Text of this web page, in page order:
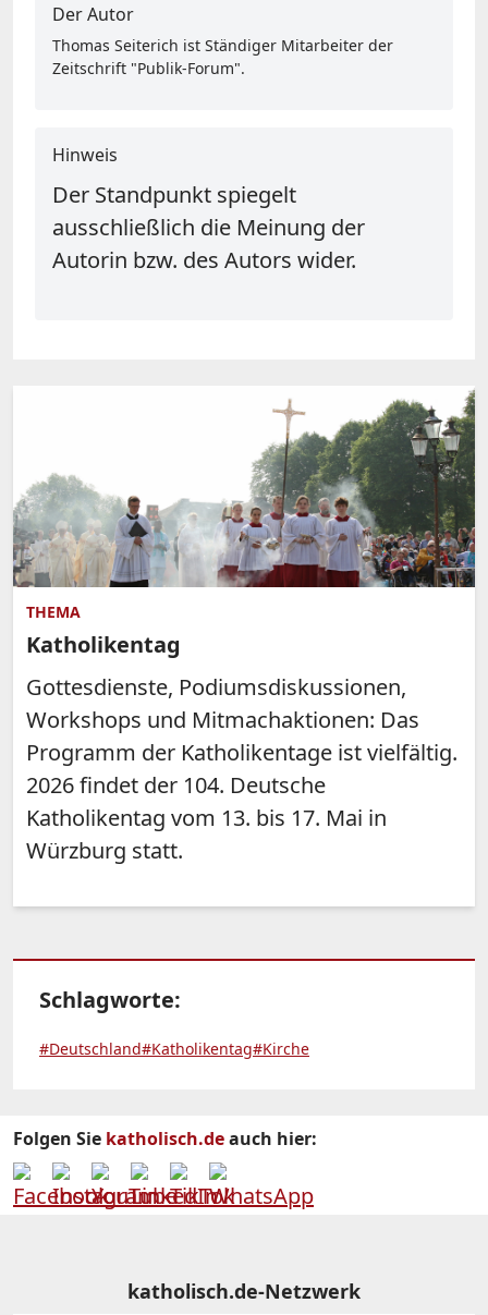
Der Autor
Thomas Seiterich ist Ständiger Mitarbeiter der
Zeitschrift "Publik-Forum".
Hinweis
Der Standpunkt spiegelt
ausschließlich die Meinung der
Autorin bzw. des Autors wider.
THEMA
Katholikentag
Gottesdienste, Podiumsdiskussionen,
Workshops und Mitmachaktionen: Das
Programm der Katholikentage ist vielfältig.
2026 findet der 104. Deutsche
Katholikentag vom 13. bis 17. Mai in
Würzburg statt.
Schlagworte:
#Deutschland#Katholikentag#Kirche
Folgen Sie katholisch.deauch hier:
katholisch.de-Netzwerk